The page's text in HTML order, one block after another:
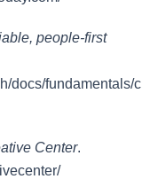
people-first
docs/fundamentals/c
Center.